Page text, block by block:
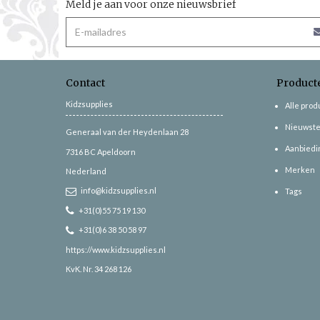
Meld je aan voor onze nieuwsbrief
Contact
Kidzsupplies
Generaal van der Heydenlaan 28
7316 BC Apeldoorn
Nederland
info@kidzsupplies.nl
+31(0)55 75 19 130
+31(0)6 38 50 58 97
https://www.kidzsupplies.nl
KvK. Nr. 34 268 126
Alle
Merken
Tags